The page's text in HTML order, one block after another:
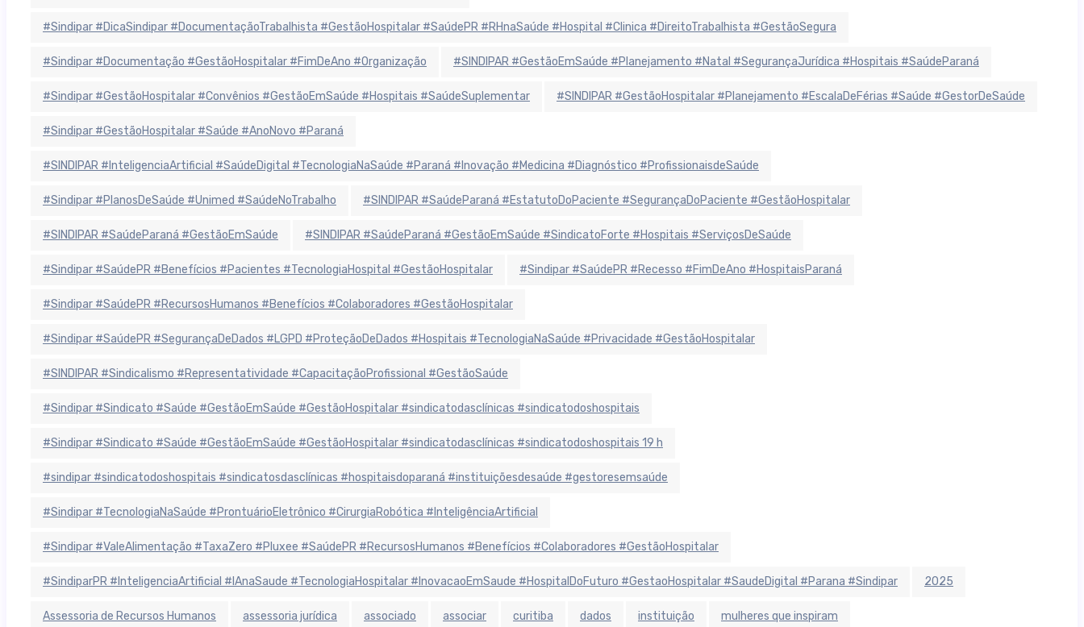
#Sindipar #DicaSindipar #DocumentaçãoTrabalhista #GestãoHospitalar #SaúdePR #RHnaSaúde #Hospital #Clinica #DireitoTrabalhista #GestãoSegura
#Sindipar #Documentação #GestãoHospitalar #FimDeAno #Organização #SINDIPAR #GestãoEmSaúde #Planejamento #Natal #SegurançaJurídica #Hospitais #SaúdeParaná
#Sindipar #GestãoHospitalar #Convênios #GestãoEmSaúde #Hospitais #SaúdeSuplementar #SINDIPAR #GestãoHospitalar #Planejamento #EscalaDeFérias #Saúde #GestorDeSaúde
#Sindipar #GestãoHospitalar #Saúde #AnoNovo #Paraná
#SINDIPAR #InteligenciaArtificial #SaúdeDigital #TecnologiaNaSaúde #Paraná #Inovação #Medicina #Diagnóstico #ProfissionaisdeSaúde
#Sindipar #PlanosDeSaúde #Unimed #SaúdeNoTrabalho #SINDIPAR #SaúdeParaná #EstatutoDoPaciente #SegurançaDoPaciente #GestãoHospitalar
#SINDIPAR #SaúdeParaná #GestãoEmSaúde #SINDIPAR #SaúdeParaná #GestãoEmSaúde #SindicatoForte #Hospitais #ServiçosDeSaúde
#Sindipar #SaúdePR #Benefícios #Pacientes #TecnologiaHospital #GestãoHospitalar #Sindipar #SaúdePR #Recesso #FimDeAno #HospitaisParaná
#Sindipar #SaúdePR #RecursosHumanos #Benefícios #Colaboradores #GestãoHospitalar
#Sindipar #SaúdePR #SegurançaDeDados #LGPD #ProteçãoDeDados #Hospitais #TecnologiaNaSaúde #Privacidade #GestãoHospitalar
#SINDIPAR #Sindicalismo #Representatividade #CapacitaçãoProfissional #GestãoSaúde
#Sindipar #Sindicato #Saúde #GestãoEmSaúde #GestãoHospitalar #sindicatodasclínicas #sindicatodoshospitais
#Sindipar #Sindicato #Saúde #GestãoEmSaúde #GestãoHospitalar #sindicatodasclínicas #sindicatodoshospitais 19 h
#sindipar #sindicatodoshospitais #sindicatosdasclínicas #hospitaisdoparaná #instituiçõesdesaúde #gestoresemsaúde
#Sindipar #TecnologiaNaSaúde #ProntuárioEletrônico #CirurgiaRobótica #InteligênciaArtificial
#Sindipar #ValeAlimentação #TaxaZero #Pluxee #SaúdePR #RecursosHumanos #Benefícios #Colaboradores #GestãoHospitalar
#SindiparPR #InteligenciaArtificial #IAnaSaude #TecnologiaHospitalar #InovacaoEmSaude #HospitalDoFuturo #GestaoHospitalar #SaudeDigital #Parana #Sindipar 2025
Assessoria de Recursos Humanos assessoria jurídica associado associar curitiba dados instituição mulheres que inspiram